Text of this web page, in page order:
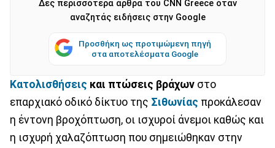
Δες περισσότερα άρθρα του CNN Greece όταν
αναζητάς ειδήσεις στην Google
Προσθήκη ως προτιμώμενη πηγή
στα αποτελέσματα Google
Κατολισθήσεις και πτώσεις βράχων στο
επαρχιακό οδικό δίκτυο της Σιθωνίας προκάλεσαν
η έντονη βροχόπτωση, οι ισχυροί άνεμοι καθώς και
η ισχυρή χαλαζόπτωση που σημειώθηκαν στην